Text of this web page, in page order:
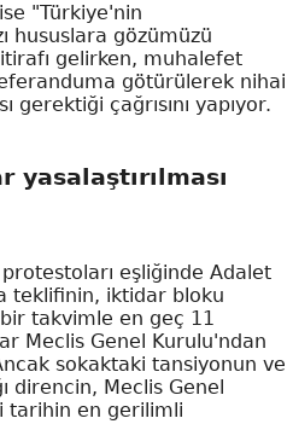
"Türkiye'nin
hususlara gözümüzü
itirafı gelirken, muhalefet
götürülerek nihai
gerektiği çağrısını yapıyor.
yasalaştırılması
eşliğinde Adalet
teklifinin, iktidar bloku
bir takvimle en geç 11
Meclis Genel Kurulu'ndan
sokaktaki tansiyonun ve
direncin, Meclis Genel
tarihin en gerilimli